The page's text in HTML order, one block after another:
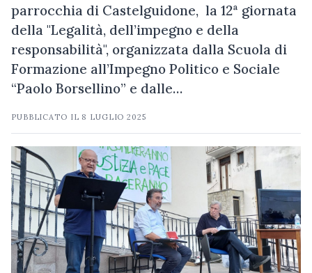
parrocchia di Castelguidone, la 12ª giornata
della "Legalità, dell’impegno e della
responsabilità", organizzata dalla Scuola di
Formazione all’Impegno Politico e Sociale
“Paolo Borsellino” e dalle…
PUBBLICATO IL 8 LUGLIO 2025